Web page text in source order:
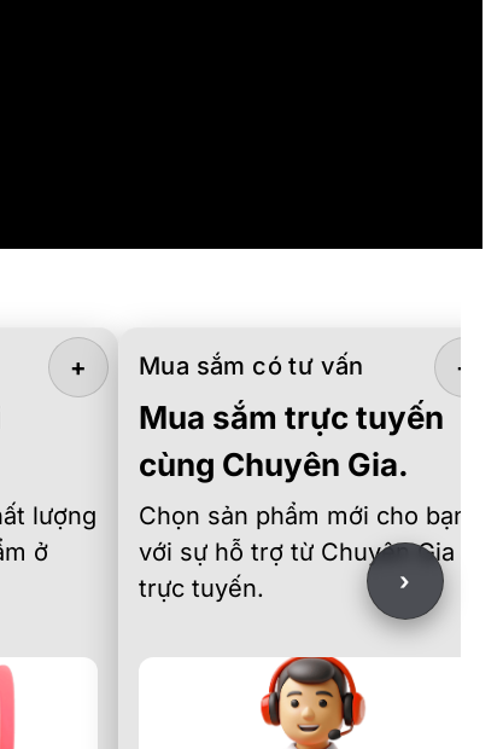
lượng
ở
+ Mua sắm có tư vấn
Mua sắm trực tuyến
cùng Chuyên Gia.
Chọn sản phẩm mới cho bạn
với sự hỗ trợ từ Chuyên Gia
trực tuyến.
+
›